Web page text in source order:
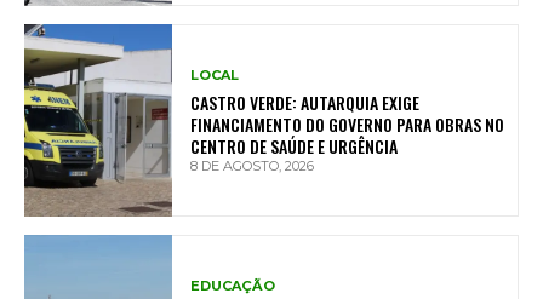
LOCAL
CASTRO VERDE: AUTARQUIA EXIGE
FINANCIAMENTO DO GOVERNO PARA OBRAS NO
CENTRO DE SAÚDE E URGÊNCIA
8 DE AGOSTO, 2026
EDUCAÇÃO